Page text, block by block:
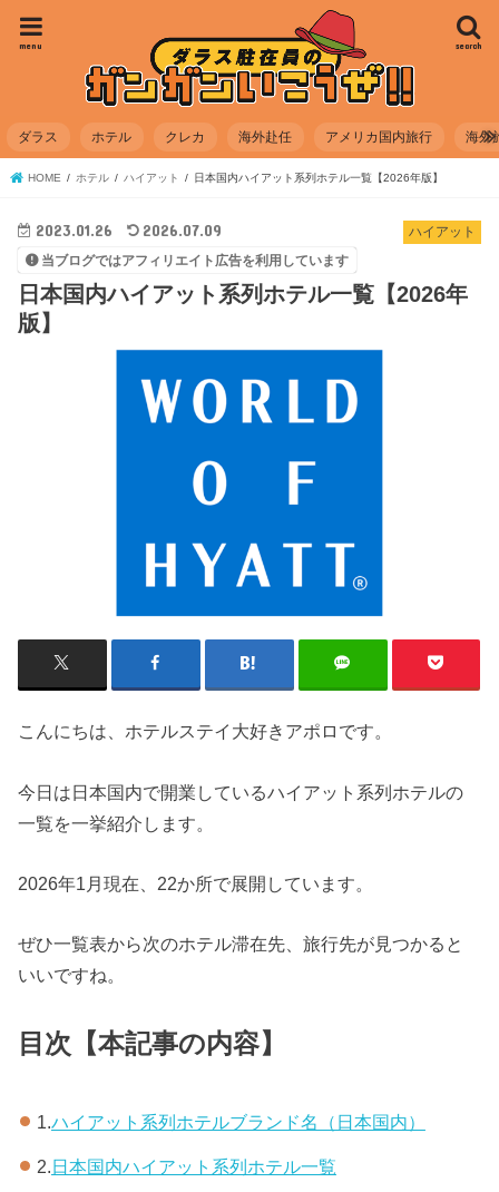
search
menu
ダラス ホテル クレカ 海外赴任 アメリカ国内旅行 海外
HOME ホテル ハイアット 日本国内ハイアット系列ホテル一覧【2026年版】
ハイアット
2023.01.26 2026.07.09
当ブログではアフィリエイト広告を利用しています
日本国内ハイアット系列ホテル一覧【2026年
版】
こんにちは、ホテルステイ大好きアポロです。
今日は日本国内で開業しているハイアット系列ホテルの
一覧を一挙紹介します。
2026年1月現在、22か所で展開しています。
ぜひ一覧表から次のホテル滞在先、旅行先が見つかると
いいですね。
目次【本記事の内容】
1.ハイアット系列ホテルブランド名（日本国内）
2.日本国内ハイアット系列ホテル一覧